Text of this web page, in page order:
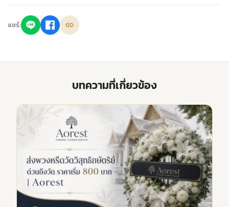
แชร์:
บทความที่เกี่ยวข้อง